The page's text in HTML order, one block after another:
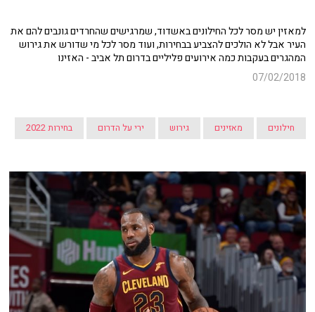
למאזין יש מסר לכל החילונים באשדוד, שמרגישים שהחרדים גונבים להם את
העיר אבל לא הולכים להצביע בבחירות, ועוד מסר לכל מי שדורש את גירוש
המהגרים בעקבות כמה אירועים פליליים בדרום תל אביב - האזינו
07/02/2018
חילונים מאזינים גירוש ירי על הדרום בחירות 2022